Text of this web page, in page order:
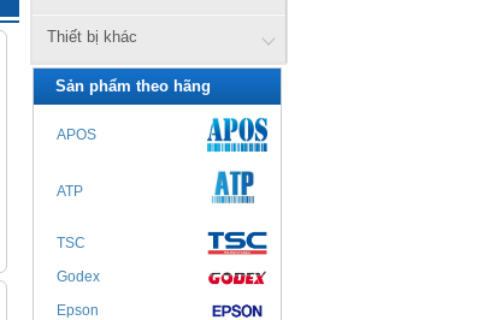
Thiết bị khác
Sản phẩm theo hãng
APOS
ATP
TSC
Godex
Epson